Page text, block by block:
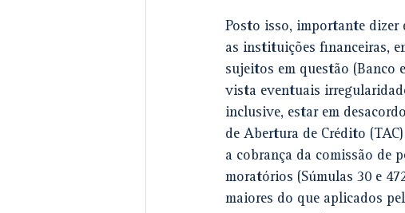
Posto isso, importante dizer
as instituições financeiras,
sujeitos em questão (Banco
vista eventuais
inclusive, estar em
de Abertura de Crédito
a cobrança da comissão de
moratórios (Súmulas 30 e
maiores do que aplicados